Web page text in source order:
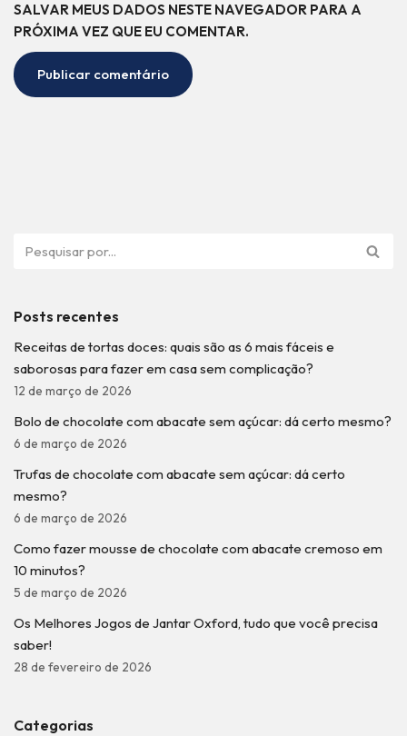
SALVAR MEUS DADOS NESTE NAVEGADOR PARA A
PRÓXIMA VEZ QUE EU COMENTAR.
Posts recentes
Receitas de tortas doces: quais são as 6 mais fáceis e
saborosas para fazer em casa sem complicação?
12 de março de 2026
Bolo de chocolate com abacate sem açúcar: dá certo mesmo?
6 de março de 2026
Trufas de chocolate com abacate sem açúcar: dá certo
mesmo?
6 de março de 2026
Como fazer mousse de chocolate com abacate cremoso em
10 minutos?
5 de março de 2026
Os Melhores Jogos de Jantar Oxford, tudo que você precisa
saber!
28 de fevereiro de 2026
Categorias